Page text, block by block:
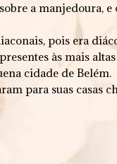
a manjedoura,
pois era
às mais
cidade de Belém.
para suas casas